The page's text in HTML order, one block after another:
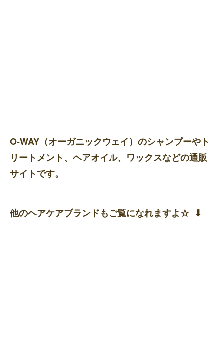
O-WAY（オーガニックウェイ）のシャンプーやト
リートメント、ヘアオイル、ワックスなどの通販
サイトです。
他のヘアケアブランドもご覧になれますよ☆ ⬇︎